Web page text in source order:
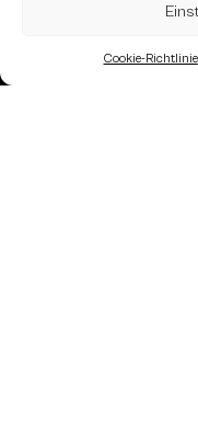
Cookie-Richtlinie